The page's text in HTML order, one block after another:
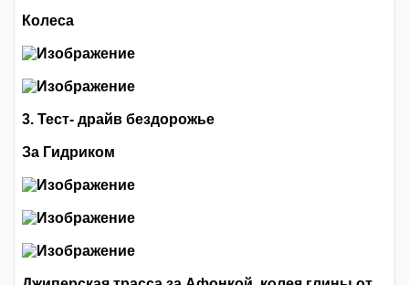
Колеса
3. Тест- драйв бездорожье
За Гидриком